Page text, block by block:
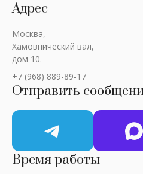
Адрес
Москва,
Хамовнический вал,
дом 10.
+7 (968) 889-89-17
Отправить
Время работы